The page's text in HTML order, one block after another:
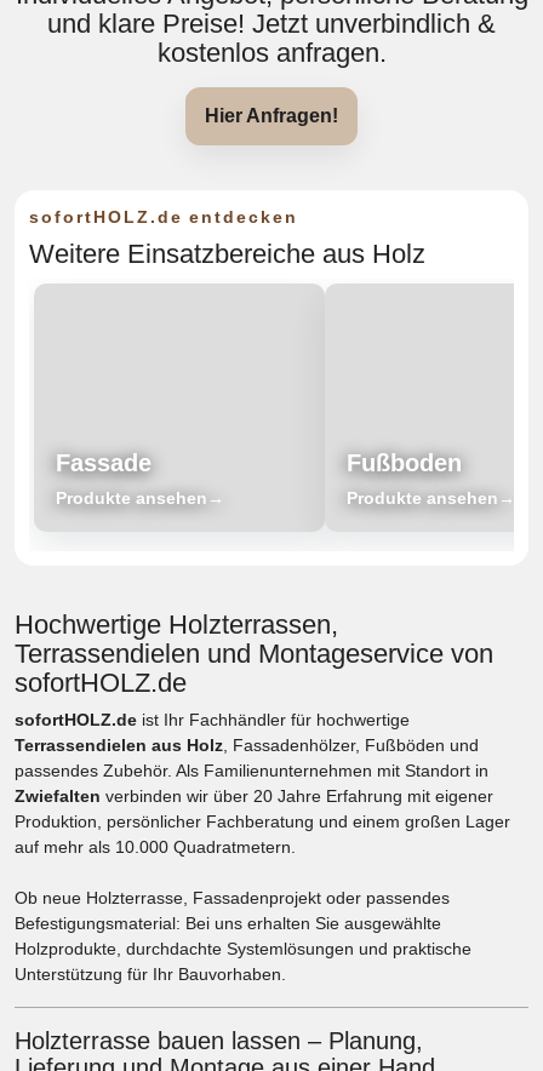
und klare Preise! Jetzt unverbindlich &
kostenlos anfragen.
Hier Anfragen!
sofortHOLZ.de entdecken
Weitere Einsatzbereiche aus Holz
Fassade
Produkte ansehen
Fußboden
Produkte ansehen
Hochwertige Holzterrassen,
Terrassendielen und Montageservice von
sofortHOLZ.de
sofortHOLZ.de ist Ihr Fachhändler für hochwertige
Terrassendielen aus Holz , Fassadenhölzer, Fußböden und
passendes Zubehör. Als Familienunternehmen mit Standort in
Zwiefalten verbinden wir über 20 Jahre Erfahrung mit eigener
Produktion, persönlicher Fachberatung und einem großen Lager
auf mehr als 10.000 Quadratmetern.
Ob neue Holzterrasse, Fassadenprojekt oder passendes
Befestigungsmaterial: Bei uns erhalten Sie ausgewählte
Holzprodukte, durchdachte Systemlösungen und praktische
Unterstützung für Ihr Bauvorhaben.
Holzterrasse bauen lassen – Planung,